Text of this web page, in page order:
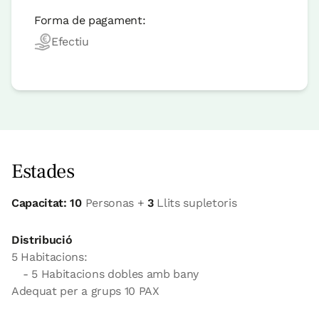
Forma de pagament:
Efectiu
Estades
Capacitat: 10Personas +3Llits supletoris
Distribució
5 Habitacions:
- 5 Habitacions dobles amb bany
Adequat per a grups 10 PAX